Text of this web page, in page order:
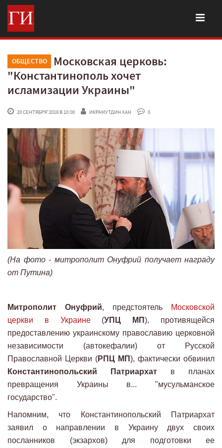
ОБЩЕСТВО
Московская церковь:
"Константинополь хочет
исламизации Украины"
20 СЕНТЯБРЯ'2018 В 10:00 ИКРАМУТДИН ХАН 0
(На фото - митрополит Онуфрий получает награду
от Путина)
Митрополит Онуфрий, предстоятель
Московской
церкви в Украине(УПЦ МП), противящейся
предоставлению украинскому православию церковной
независимости (автокефалии) от Русской
Православной Церкви (РПЦ МП), фактически обвинил
Константинопольский Патриархат в планах
превращения Украины в... "мусульманское
государство".
Напомним, что Константинопольский Патриархат
заявил о направлении в Украину двух своих
посланников (экзархов) для подготовки ее